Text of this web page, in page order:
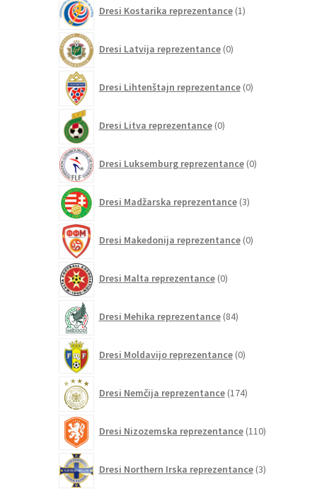
Dresi Kostarika reprezentance 1izdelek
Dresi Latvija reprezentance 0izdelkov
Dresi Lihtenštajn reprezentance 0izdelkov
Dresi Litva reprezentance 0izdelkov
Dresi Luksemburg reprezentance 0izdelkov
Dresi Madžarska reprezentance 3izdelki
Dresi Makedonija reprezentance 0izdelkov
Dresi Malta reprezentance 0izdelkov
Dresi Mehika reprezentance 84izdelkov
Dresi Moldavijo reprezentance 0izdelkov
Dresi Nemčija reprezentance 174izdelkov
Dresi Nizozemska reprezentance 110izdelkov
Dresi Northern Irska reprezentance 3izdelki